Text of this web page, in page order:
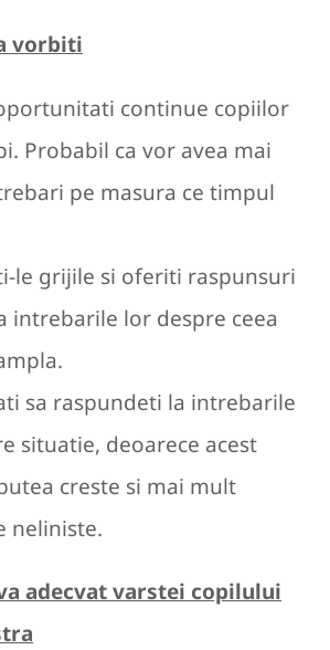
vorbiti
continue copiilor
Probabil ca vor avea mai
pe masura ce timpul
le grijile si oferiti raspunsuri
intrebarile lor despre ceea
sa raspundeti la intrebarile
situatie, deoarece acest
creste si mai mult
neliniste.
adecvat varstei copilului